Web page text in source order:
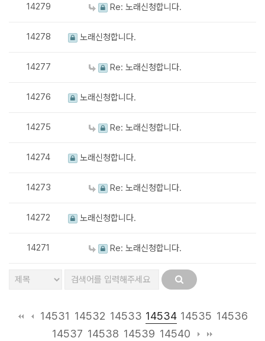
14279 Re: 노래신청합니다.
14278 노래신청합니다.
14277 Re: 노래신청합니다.
14276 노래신청합니다.
14275 Re: 노래신청합니다.
14274 노래신청합니다.
14273 Re: 노래신청합니다.
14272 노래신청합니다.
14271 Re: 노래신청합니다.
14531 14532 14533 14534 14535 14536
14537 14538 14539 14540